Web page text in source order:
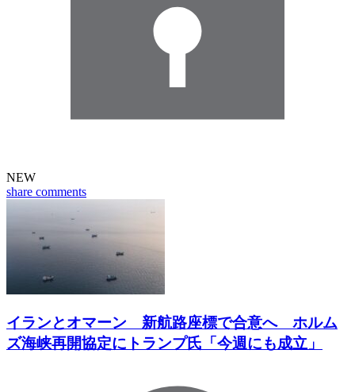
NEW
share comments
イランとオマーン 新航路座標で合意へ ホルム
ズ海峡再開協定にトランプ氏「今週にも成立」